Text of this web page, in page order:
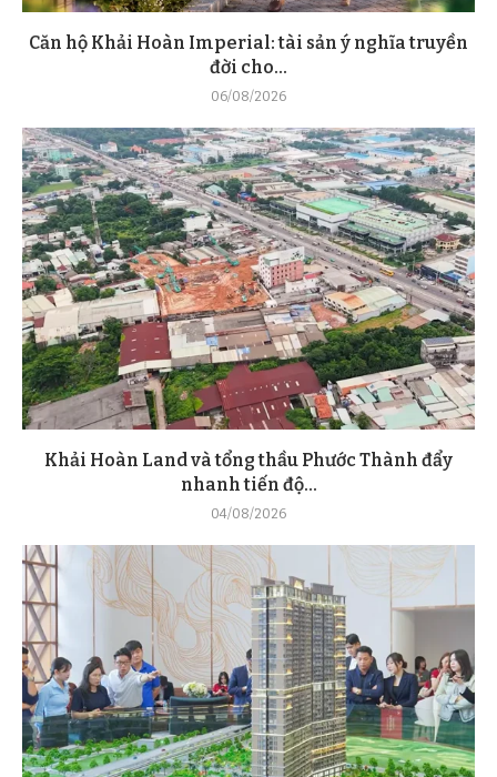
Căn hộ Khải Hoàn Imperial: tài sản ý nghĩa truyền
đời cho...
06/08/2026
Khải Hoàn Land và tổng thầu Phước Thành đẩy
nhanh tiến độ...
04/08/2026